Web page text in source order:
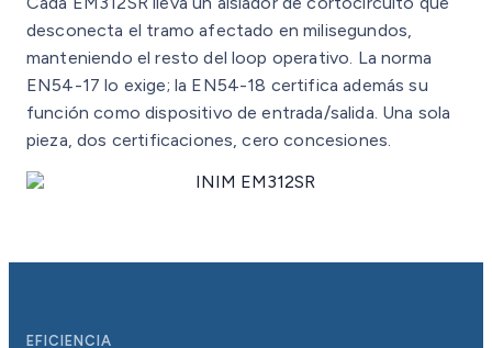
desconecta el tramo afectado en milisegundos,
manteniendo el resto del loop operativo. La norma
EN54-17 lo exige; la EN54-18 certifica además su
función como dispositivo de entrada/salida. Una sola
pieza, dos certificaciones, cero concesiones.
EFICIENCIA